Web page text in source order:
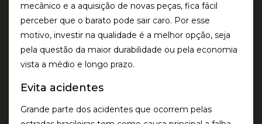
mecânico e a aquisição de novas peças, fica fácil
perceber que o barato pode sair caro. Por esse
motivo, investir na qualidade é a melhor opção, seja
pela questão da maior durabilidade ou pela economia
vista a médio e longo prazo.
Evita acidentes
Grande parte dos acidentes que ocorrem pelas